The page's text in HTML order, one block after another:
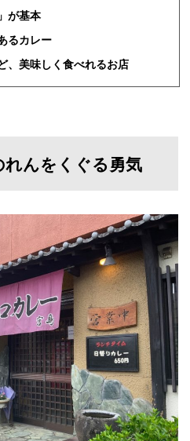
が基本
るカレー
、美味しく食べれるお店
んをくぐる勇気